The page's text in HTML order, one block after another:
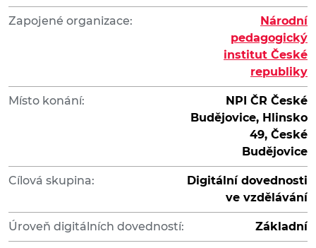
Zapojené organizace:
Národní
pedagogický
institut České
republiky
Místo konání:
NPI ČR České
Budějovice, Hlinsko
49, České
Budějovice
Cílová skupina:
Digitální dovednosti
ve vzdělávání
Úroveň digitálních dovedností: Základní